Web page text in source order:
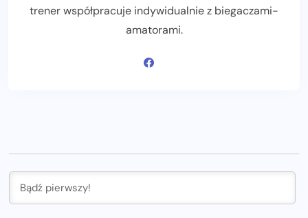
trener współpracuje indywidualnie z biegaczami-
amatorami.